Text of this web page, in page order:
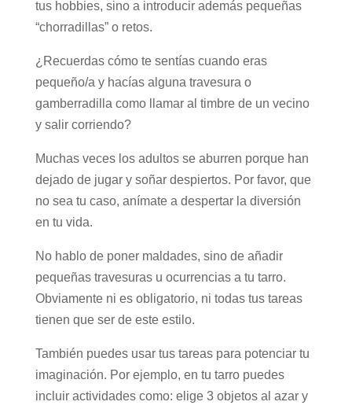
tus hobbies, sino a introducir además pequeñas
“chorradillas” o retos.
¿Recuerdas cómo te sentías cuando eras
pequeño/a y hacías alguna travesura o
gamberradilla como llamar al timbre de un vecino
y salir corriendo?
Muchas veces los adultos se aburren porque han
dejado de jugar y soñar despiertos. Por favor, que
no sea tu caso, anímate a despertar la diversión
en tu vida.
No hablo de poner maldades, sino de añadir
pequeñas travesuras u ocurrencias a tu tarro.
Obviamente ni es obligatorio, ni todas tus tareas
tienen que ser de este estilo.
También puedes usar tus tareas para potenciar tu
imaginación. Por ejemplo, en tu tarro puedes
incluir actividades como: elige 3 objetos al azar y